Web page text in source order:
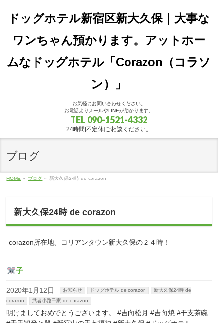
ドッグホテル新宿区新大久保｜大事な
ワンちゃん預かります。アットホー
ムなドッグホテル「Corazon（コラソ
ン）」
お気軽にお問い合わせください。
お電話よりメールやLINEが助かります。
TEL 090-1521-4332
24時間[不定休]ご相談ください。
ブログ
HOME » ブログ » 新大久保24時 de corazon
新大久保24時 de corazon
corazon所在地、コリアンタウン新大久保の２４時！
子
2020年1月12日 お知らせ ドッグホテル de corazon
新大久保24時 de
corazon
武者小路千家 de corazon
明けましておめでとうございます。 #吉向松月 #吉向焼 #干支茶碗